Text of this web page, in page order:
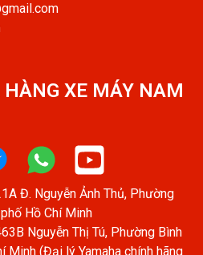
HÀNG XE MÁY NAM
Đ. Nguyễn Ảnh Thủ, Phường
Hồ Chí Minh
Nguyễn Thị Tú, Phường Bình
Minh (Đại lý Yamaha chính hãng